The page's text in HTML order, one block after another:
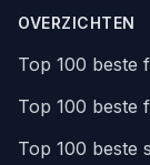
OVERZICHTEN
Top 100 beste
Top 100 beste
Top 100 beste